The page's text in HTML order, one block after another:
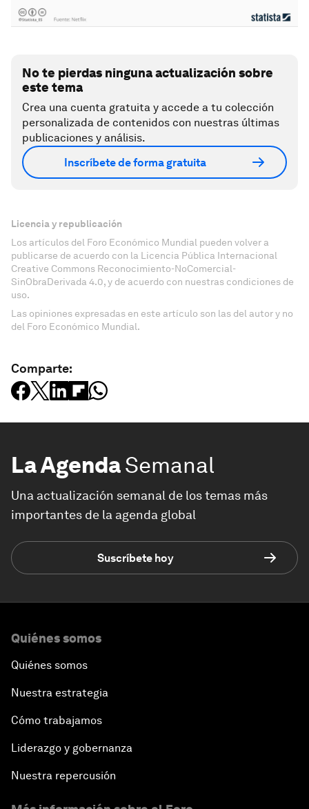
No te pierdas ninguna actualización sobre
este tema
Crea una cuenta gratuita y accede a tu colección
personalizada de contenidos con nuestras últimas
publicaciones y análisis.
Inscríbete de forma gratuita
Licencia y republicación
Los artículos del Foro Económico Mundial pueden volver a
publicarse de acuerdo con la Licencia Pública Internacional
Creative Commons Reconocimiento-NoComercial-
SinObraDerivada 4.0, y de acuerdo con nuestras condiciones de
uso.
Las opiniones expresadas en este artículo son las del autor y no
del Foro Económico Mundial.
Comparte:
La AgendaSemanal
Una actualización semanal de los temas más
importantes de la agenda global
Suscríbete hoy
Quiénes somos
Quiénes somos
Nuestra estrategia
Cómo trabajamos
Liderazgo y gobernanza
Nuestra repercusión